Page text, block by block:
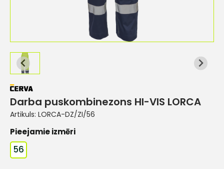
Darba puskombinezons HI-VIS LORCA
Artikuls: LORCA-DZ/ZI/56
Pieejamie izmēri
56